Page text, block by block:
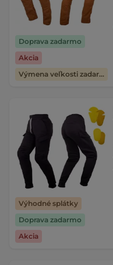
Doprava zadarmo
Akcia
Výmena veľkosti zadarmo
Výhodné splátky
Doprava zadarmo
Akcia